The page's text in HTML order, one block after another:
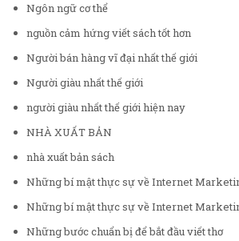
Ngôn ngữ cơ thể
nguồn cảm hứng viết sách tốt hơn
Người bán hàng vĩ đại nhất thế giới
Người giàu nhất thế giới
người giàu nhất thế giới hiện nay
NHÀ XUẤT BẢN
nhà xuất bản sách
Những bí mật thực sự về Internet
Những bí mật thực sự về Internet
Những bước chuẩn bị để bắt đầu viết thơ